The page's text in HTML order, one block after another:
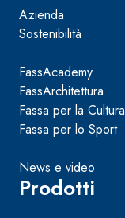
Azienda
Sostenibilità
FassAcademy
FassArchitettura
Fassa per la Cultura
Fassa per lo Sport
News e video
Prodotti